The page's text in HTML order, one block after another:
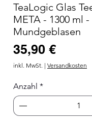
TeaLogic Glas
META - 1300 ml -
Mundgeblasen
35,90 €Preis
inkl. MwSt. | Versandkosten
Anzahl *